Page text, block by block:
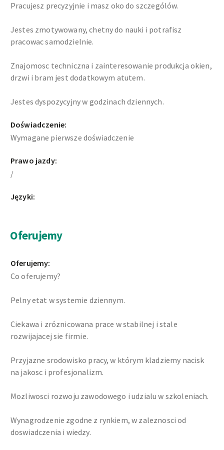
Pracujesz precyzyjnie i masz oko do szczególów.
Jestes zmotywowany, chetny do nauki i potrafisz
pracowac samodzielnie.
Znajomosc techniczna i zainteresowanie produkcja okien,
drzwi i bram jest dodatkowym atutem.
Jestes dyspozycyjny w godzinach dziennych.
Doświadczenie:
Wymagane pierwsze doświadczenie
Prawo jazdy:
/
Języki:
Oferujemy
Oferujemy:
Co oferujemy?
Pelny etat w systemie dziennym.
Ciekawa i zróznicowana prace w stabilnej i stale
rozwijajacej sie firmie.
Przyjazne srodowisko pracy, w którym kladziemy nacisk
na jakosc i profesjonalizm.
Mozliwosci rozwoju zawodowego i udzialu w szkoleniach.
Wynagrodzenie zgodne z rynkiem, w zaleznosci od
doswiadczenia i wiedzy.